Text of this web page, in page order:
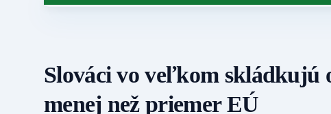
Slováci vo veľkom
menej než priemer EÚ